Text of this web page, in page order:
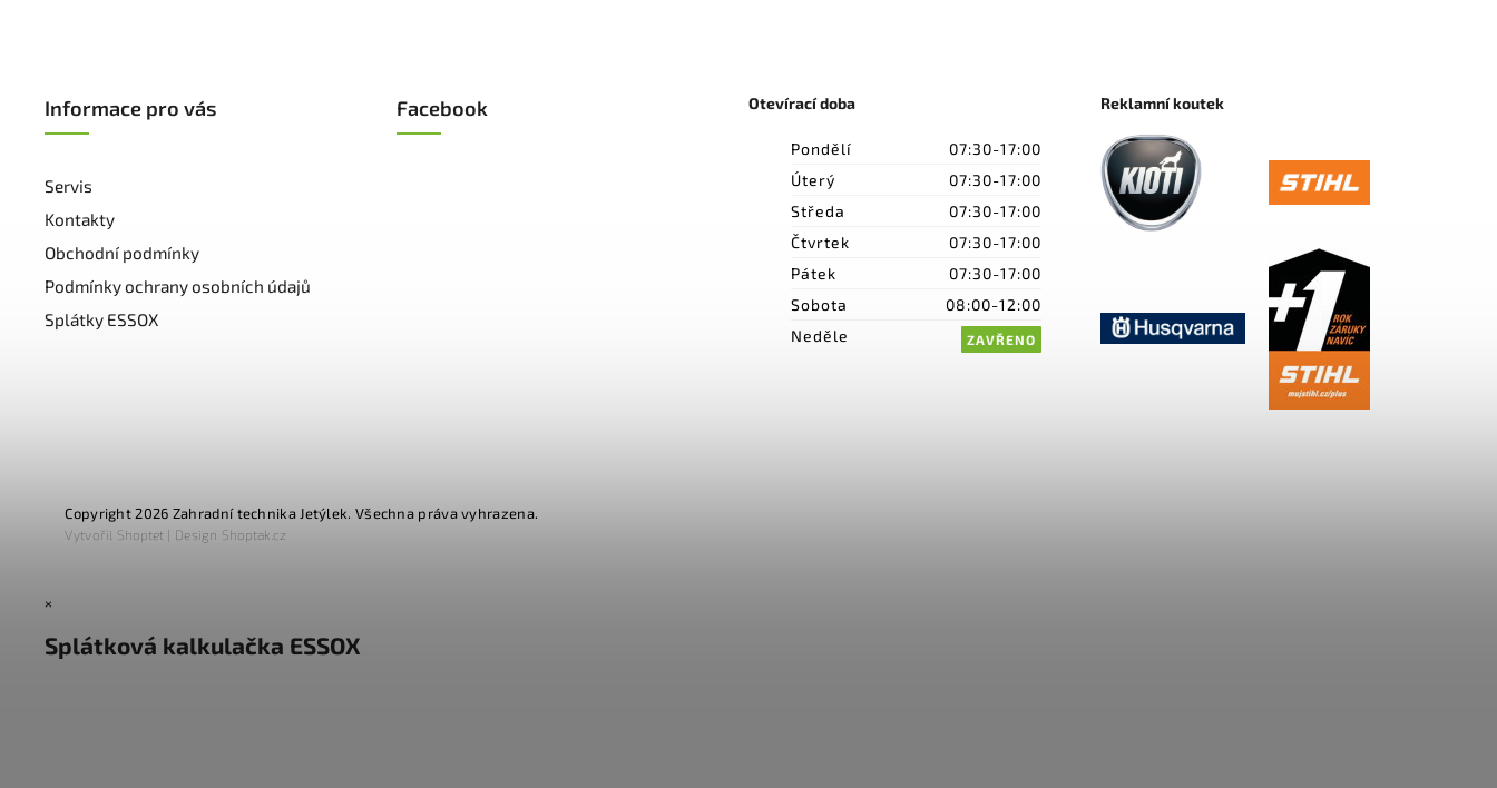
Informace pro vás
Servis
Kontakty
Obchodní podmínky
Podmínky ochrany osobních údajů
Splátky ESSOX
Facebook Otevírací doba
Pondělí
07:30-17:00
Úterý
07:30-17:00
Středa
07:30-17:00
Čtvrtek
07:30-17:00
Pátek
07:30-17:00
Sobota
08:00-12:00
Neděle
ZAVŘENO
Reklamní koutek
Copyright 2026 Zahradní technika Jetýlek. Všechna práva vyhrazena.
VytvořilShoptet | DesignShoptak.cz
×
Splátková kalkulačka ESSOX